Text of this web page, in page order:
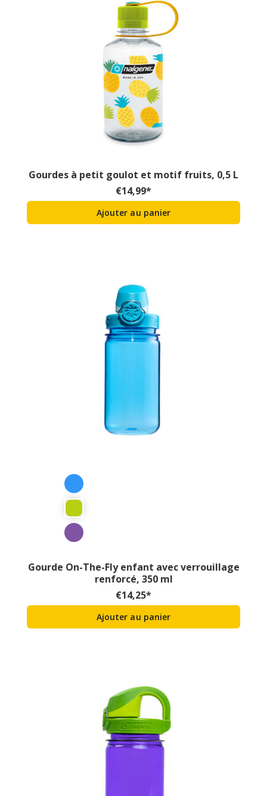
Gourdes à petit goulot et motif fruits, 0,5 L
€14,99*
Ajouter au panier
Gourde On-The-Fly enfant avec verrouillage
renforcé, 350 ml
€14,25*
Ajouter au panier